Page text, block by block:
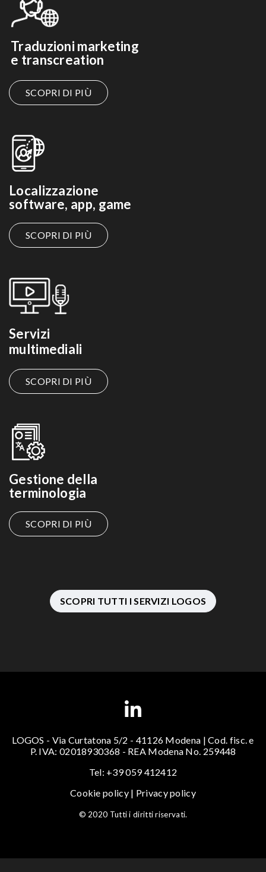
Traduzioni marketing
e transcreation
SCOPRI DI PIÙ
Localizzazione
software, app, game
SCOPRI DI PIÙ
Servizi
multimediali
SCOPRI DI PIÙ
Gestione della
terminologia
SCOPRI DI PIÙ
SCOPRI TUTTI I SERVIZI LOGOS
LOGOS - Via Curtatona 5/2 - 41126 Modena | Cod. fisc. e
P. IVA: 02018930368 - REA Modena No. 259448
Tel: +39 059 412412
Cookie policy| Privacy policy
© 2020 Tutti i diritti riservati.